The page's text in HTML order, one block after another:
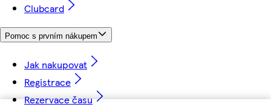
Clubcard
Pomoc s prvním nákupem
Jak nakupovat
Registrace
Rezervace času